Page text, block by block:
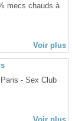
mecs chauds à
Voir plus
- Sex Club